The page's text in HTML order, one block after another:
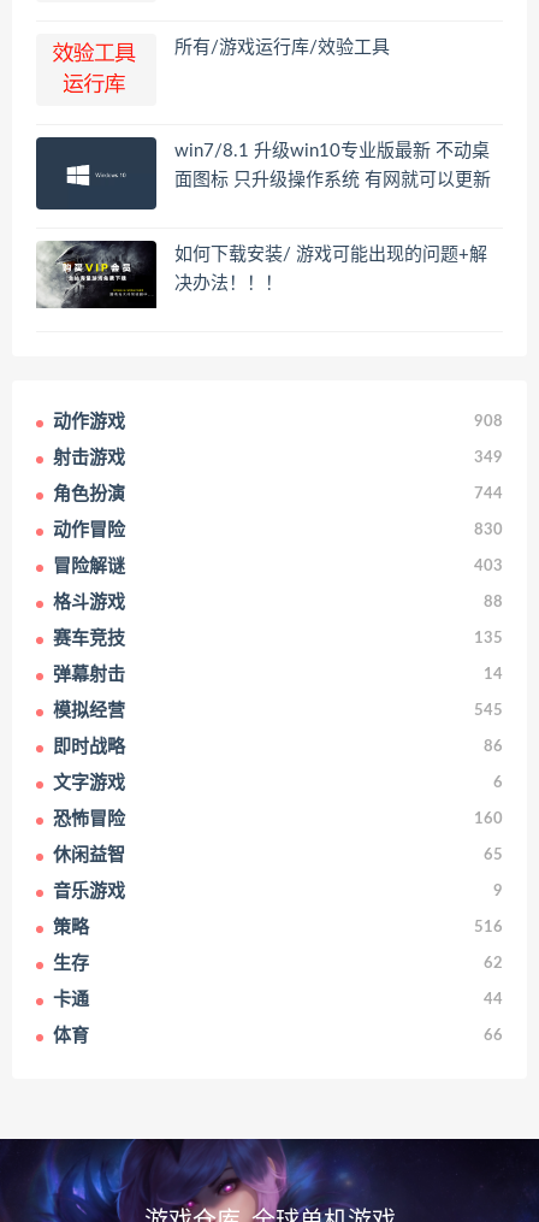
所有/游戏运行库/效验工具
win7/8.1 升级win10专业版最新 不动桌
面图标 只升级操作系统 有网就可以更新
如何下载安装/ 游戏可能出现的问题+解
决办法！！！
动作游戏 908
射击游戏 349
角色扮演 744
动作冒险 830
冒险解谜 403
格斗游戏 88
赛车竞技 135
弹幕射击 14
模拟经营 545
即时战略 86
文字游戏 6
恐怖冒险 160
休闲益智 65
音乐游戏 9
策略 516
生存 62
卡通 44
体育 66